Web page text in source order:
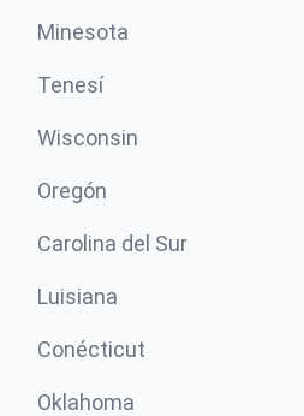
Minesota
Tenesí
Wisconsin
Oregón
Carolina del Sur
Luisiana
Conécticut
Oklahoma